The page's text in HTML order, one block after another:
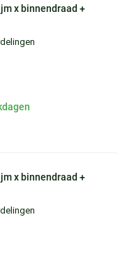
x binnendraad +
x binnendraad +